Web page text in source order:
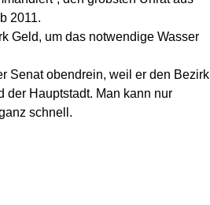
2011.
Geld, um das notwendige Wasser
Senat obendrein, weil er den Bezirk
der Hauptstadt. Man kann nur
schnell.